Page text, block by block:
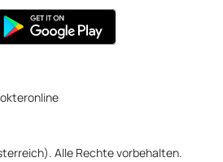
Alle Rechte vorbehalten.